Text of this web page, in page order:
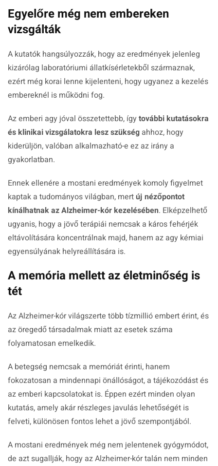
Egyelőre még nem embereken
vizsgálták
A kutatók hangsúlyozzák, hogy az eredmények jelenleg
kizárólag laboratóriumi állatkísérletekből származnak,
ezért még korai lenne kijelenteni, hogy ugyanez a kezelés
embereknél is működni fog.
Az emberi agy jóval összetettebb, így további kutatásokra
és klinikai vizsgálatokra lesz szükség ahhoz, hogy
kiderüljön, valóban alkalmazható-e ez az irány a
gyakorlatban.
Ennek ellenére a mostani eredmények komoly figyelmet
kaptak a tudományos világban, mertúj nézőpontot
kínálhatnak az Alzheimer-kór kezelésében. Elképzelhető
ugyanis, hogy a jövő terápiái nemcsak a káros fehérjék
eltávolítására koncentrálnak majd, hanem az agy kémiai
egyensúlyának helyreállítására is.
A memória mellett az életminőség is
tét
Az Alzheimer-kór világszerte több tízmillió embert érint, és
az öregedő társadalmak miatt az esetek száma
folyamatosan emelkedik.
A betegség nemcsak a memóriát érinti, hanem
fokozatosan a mindennapi önállóságot, a tájékozódást és
az emberi kapcsolatokat is. Éppen ezért minden olyan
kutatás, amely akár részleges javulás lehetőségét is
felveti, különösen fontos lehet a jövő szempontjából.
A mostani eredmények még nem jelentenek gyógymódot,
de azt sugallják, hogy az Alzheimer-kór talán nem minden